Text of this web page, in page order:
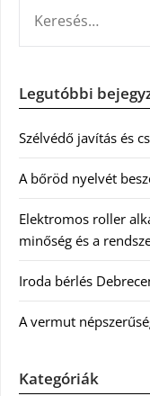
Legutóbbi
Szélvédő javítás és
A bőröd nyelvét
Elektromos roller
minőség és a
Iroda bérlés
A vermut
Kategóriák